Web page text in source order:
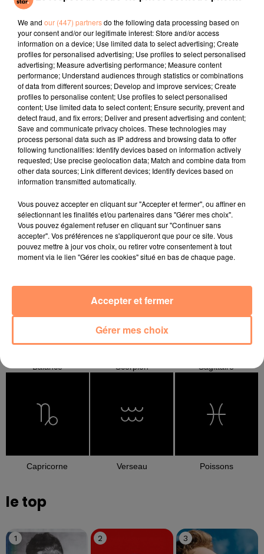
Quelle Aventure
l'horoscope
Bélier Taureau Gémeaux
Balance Scorpion Sagittaire
Capricorne Verseau Poissons
le top
1 2 3
We and our (447) partnersdo the following data processing based on
your consent and/or our legitimate interest: Store and/or access
information on a device; Use limited data to select advertising; Create
profiles for personalised advertising; Use profiles to select personalised
advertising; Measure advertising performance; Measure content
performance; Understand audiences through statistics or combinations
of data from different sources; Develop and improve services; Create
profiles to personalise content; Use profiles to select personalised
content; Use limited data to select content; Ensure security, prevent and
detect fraud, and fix errors; Deliver and present advertising and content;
Save and communicate privacy choices. These technologies may
process personal data such as IP address and browsing data to offer
following functionalities: Identify devices based on information actively
requested; Use precise geolocation data; Match and combine data from
other data sources; Link different devices; Identify devices based on
information transmitted automatically.
Vous pouvez accepter en cliquant sur "Accepter et fermer", ou affiner en
sélectionnant les finalités et/ou partenaires dans "Gérer mes choix".
Vous pouvez également refuser en cliquant sur "Continuer sans
accepter". Vos préférences ne s'appliqueront que pour ce site. Vous
pouvez mettre à jour vos choix, ou retirer votre consentement à tout
moment via le lien "Gérer les cookies" situé en bas de chaque page.
Gérer mes choix
Accepter et fermer